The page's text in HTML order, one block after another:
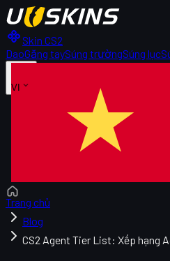
Skin CS2
DaoGăng taySúng trườngSúng lục
VI
Trang chủ
Blog
CS2 Agent Tier List: Xếp hạng